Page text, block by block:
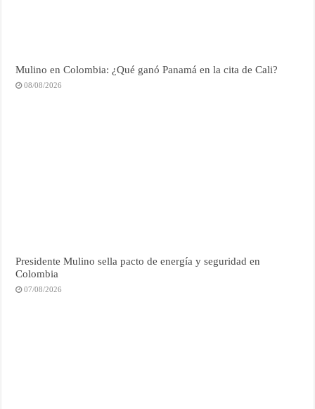
Mulino en Colombia: ¿Qué ganó Panamá en la cita de Cali?
08/08/2026
Presidente Mulino sella pacto de energía y seguridad en
Colombia
07/08/2026